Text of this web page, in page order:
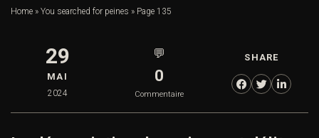
Home » You searched for peines » Page 135
29
MAI
2024
💬
0
Commentaire
SHARE